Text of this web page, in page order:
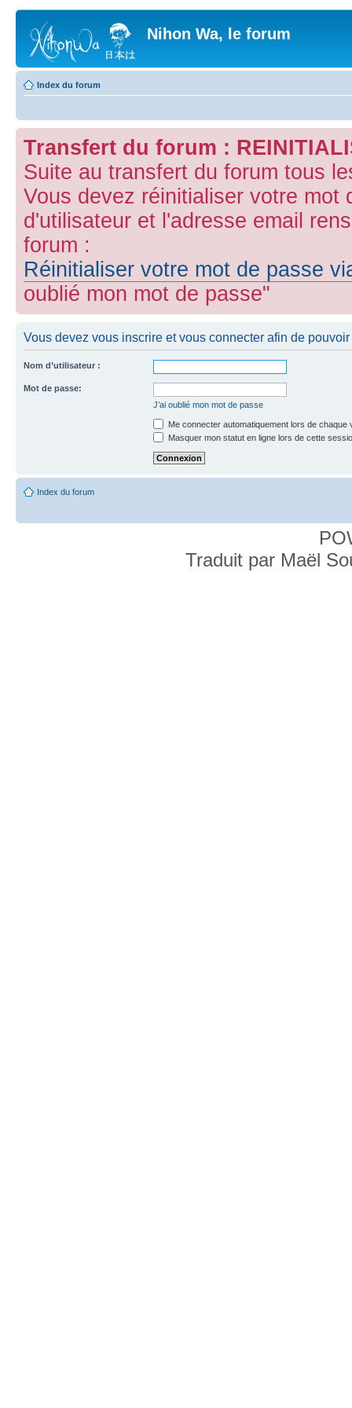
Nihon Wa, le forum
Index du forum
Transfert du forum :
Suite au transfert du forum tous
Vous devez réinitialiser votre mot
d'utilisateur et l'adresse email
forum :
Réinitialiser votre mot de passe
oublié mon mot de passe"
Vous devez vous inscrire et vous connecter afin de
Nom d’utilisateur :
Mot de passe:
J’ai oublié mon mot de passe
Me connecter automatiquement lors de chaque
Masquer mon statut en ligne lors de cette
Index du forum
Traduit par Maël